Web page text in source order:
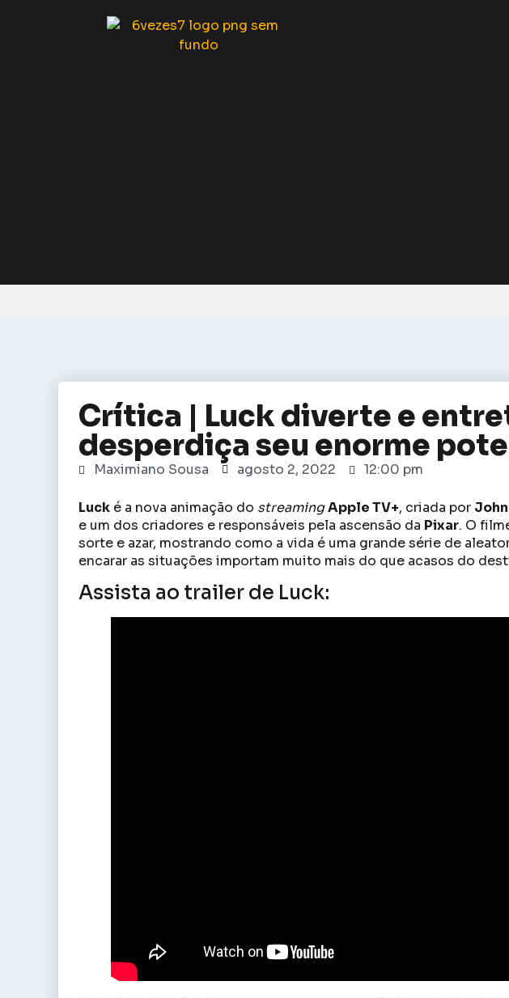
Crítica | Luck diverte e
desperdiça seu enorme
Maximiano Sousa agosto 2, 2022 12:00 pm
Luck é a nova animação do streamingApple TV+, criada por
e um dos criadores e responsáveis pela ascensão da Pixar. O
sorte e azar, mostrando como a vida é uma grande série de
encarar as situações importam muito mais do que acasos do
Assista ao trailer de Luck: